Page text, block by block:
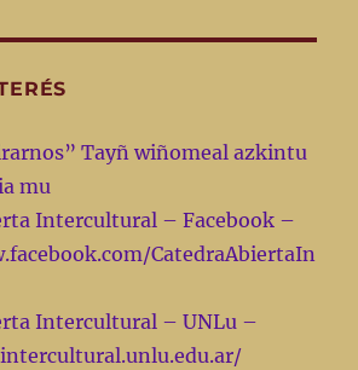
Tayñ wiñomeal azkintu
mu
Intercultural – Facebook –
CatedraAbiertaIn
Intercultural – UNLu –